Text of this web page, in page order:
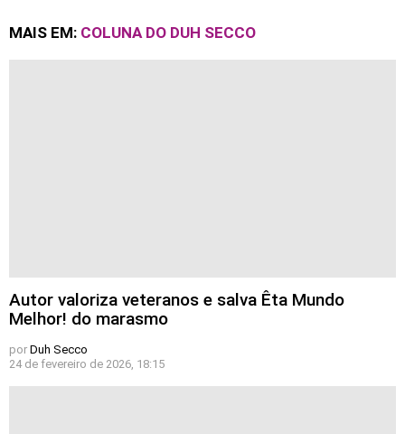
MAIS EM: COLUNA DO DUH SECCO
Autor valoriza veteranos e salva Êta Mundo
Melhor! do marasmo
por Duh Secco
24 de fevereiro de 2026, 18:15